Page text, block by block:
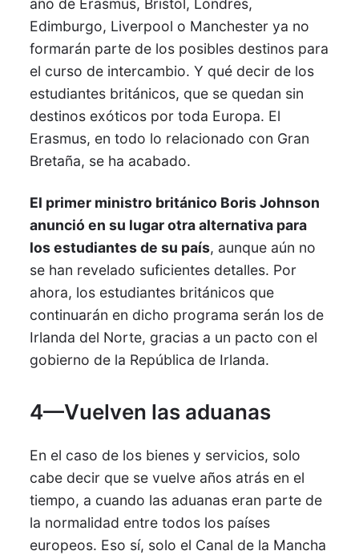
año de Erasmus, Bristol, Londres,
Edimburgo, Liverpool o Manchester ya no
formarán parte de los posibles destinos para
el curso de intercambio. Y qué decir de los
estudiantes británicos, que se quedan sin
destinos exóticos por toda Europa. El
Erasmus, en todo lo relacionado con Gran
Bretaña, se ha acabado.
El primer ministro británico Boris Johnson
anunció en su lugar otra alternativa para
los estudiantes de su país, aunque aún no
se han revelado suficientes detalles. Por
ahora, los estudiantes británicos que
continuarán en dicho programa serán los de
Irlanda del Norte, gracias a un pacto con el
gobierno de la República de Irlanda.
4—Vuelven las aduanas
En el caso de los bienes y servicios, solo
cabe decir que se vuelve años atrás en el
tiempo, a cuando las aduanas eran parte de
la normalidad entre todos los países
europeos. Eso sí, solo el Canal de la Mancha